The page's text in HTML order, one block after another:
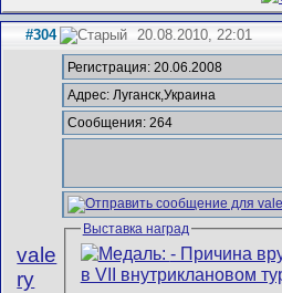
#304 20.08.2010, 22:01
vale
ry
Регистрация: 20.06.2008
Адрес: Луганск,Украина
Сообщения: 264
Выставка наград